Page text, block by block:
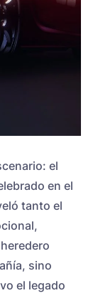
el
en el
tanto el
sino
el legado